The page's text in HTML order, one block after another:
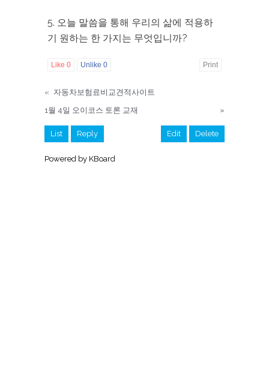
5. 오늘 말씀을 통해 우리의 삶에 적용하
기 원하는 한 가지는 무엇입니까?
Like 0 Unlike 0 Print
« 자동차보험료비교견적사이트
1월 4일 오이코스 토론 교재
»
List Reply Edit Delete
Powered by KBoard